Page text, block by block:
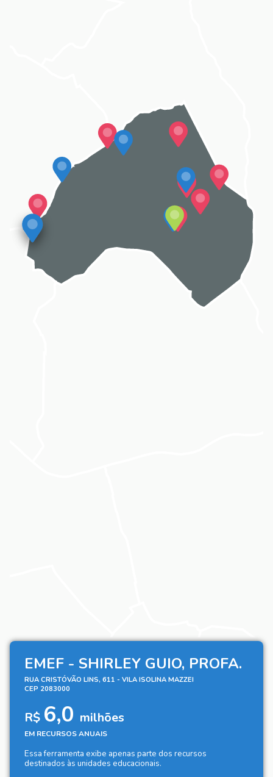
EMEF - SHIRLEY GUIO, PROFA.
RUA CRISTÓVÃO LINS, 611 - VILA ISOLINA MAZZEI
CEP 2083000
R$ 6,0 milhões
EM RECURSOS ANUAIS
Essa ferramenta exibe apenas parte dos recursos
destinados às unidades educacionais.